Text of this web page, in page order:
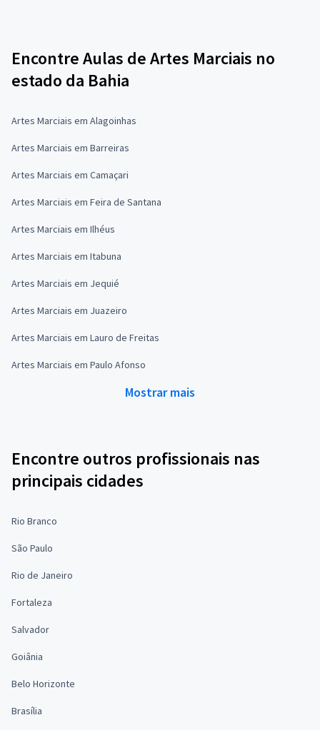
Encontre Aulas de Artes Marciais no
estado da Bahia
Artes Marciais em Alagoinhas
Artes Marciais em Barreiras
Artes Marciais em Camaçari
Artes Marciais em Feira de Santana
Artes Marciais em Ilhéus
Artes Marciais em Itabuna
Artes Marciais em Jequié
Artes Marciais em Juazeiro
Artes Marciais em Lauro de Freitas
Artes Marciais em Paulo Afonso
Mostrar mais
Encontre outros profissionais nas
principais cidades
Rio Branco
São Paulo
Rio de Janeiro
Fortaleza
Salvador
Goiânia
Belo Horizonte
Brasília